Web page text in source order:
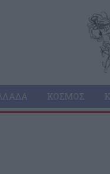
ΚΌΣΜΟΣ